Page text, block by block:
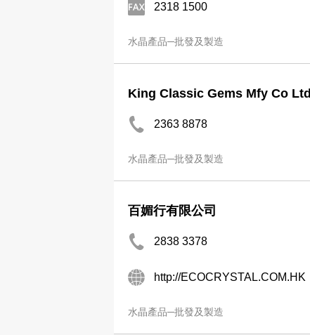
2318 1500
水晶產品─批發及製造
King Classic Gems Mfy Co Ltd
2363 8878
水晶產品─批發及製造
百媚行有限公司
2838 3378
http://ECOCRYSTAL.COM.HK
水晶產品─批發及製造